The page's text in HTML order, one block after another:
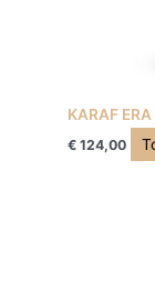
KARAF
€ 124,00